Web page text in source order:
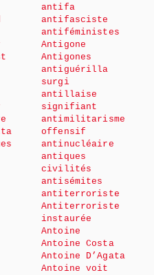
antifa
antifasciste
antiféministes
Antigone
Antigones
antiguérilla
surgi
antillaise
signifiant
antimilitarisme
offensif
antinucléaire
antiques
civilités
antisémites
antiterroriste
Antiterroriste
instaurée
Antoine
Antoine Costa
Antoine D’Agata
Antoine voit